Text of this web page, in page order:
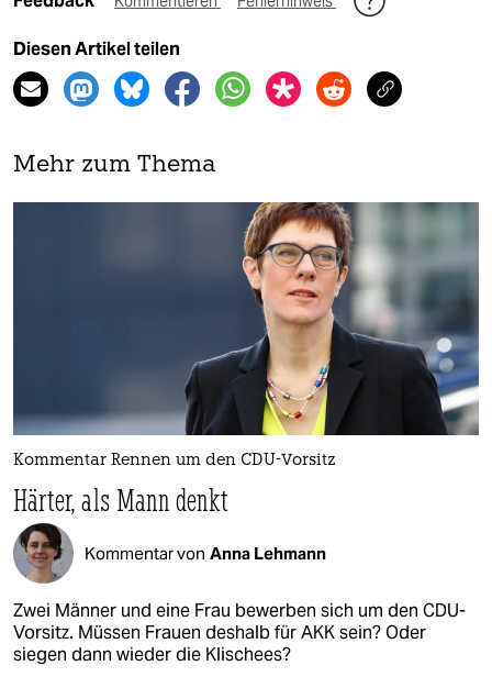
Diesen Artikel teilen
Mehr zum Thema
Kommentar Rennen um den CDU-Vorsitz
Härter, als Mann denkt
Kommentar von Anna Lehmann
Zwei Männer und eine Frau bewerben sich um den CDU-
Vorsitz. Müssen Frauen deshalb für AKK sein? Oder
siegen dann wieder die Klischees?